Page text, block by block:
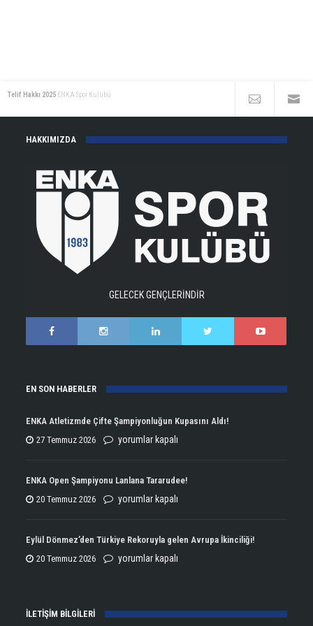
Telif Hakkı 2025 ENKA Spor Kulübü
HAKKIMIZDA
GELECEK GENÇLERİNDİR
EN SON HABERLER
ENKA Atletizmde Çifte Şampiyonluğun Kupasını Aldı!
27 Temmuz 2026
ENKA
Çifte
Şampiyonluğun
yorumlar kapalı
ENKA Open Şampiyonu Lanlana Tararudee!
20 Temmuz 2026
ENKA
Şampiyonu
Lanlana
yorumlar kapalı
Eylül Dönmez’den Türkiye Rekoruyla gelen Avrupa İkinciliği!
20 Temmuz 2026
Eylül
Rekoruyla
yorumlar kapalı
İLETİŞİM BİLGİLERİ